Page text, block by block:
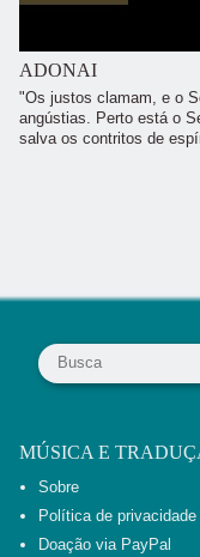
ADONAI
"Os justos clamam, e o
angústias. Perto está o
salva os contritos de
MÚSICA E
Sobre
Política de privacidade
Doação via PayPal